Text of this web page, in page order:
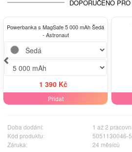
DOPORUČENO
Powerbanka s MagSafe 5 000 mAh Šedá
- Astronaut
1 390 Kč
Přidat
Doba dodání:
1 až 2
Kód produktu:
5051130046-
Záruka:
24 měsíců